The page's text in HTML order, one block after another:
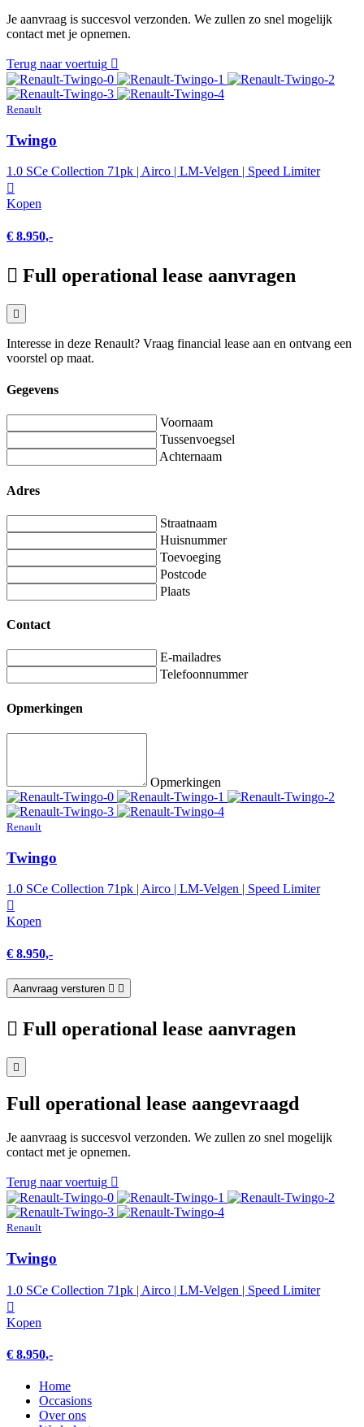
Je aanvraag is succesvol verzonden. We zullen zo snel mogelijk
contact met je opnemen.
Terug naar voertuig
Renault
Twingo
1.0 SCe Collection 71pk | Airco | LM-Velgen | Speed Limiter
Kopen
€ 8.950,-
Full operational lease aanvragen
Interesse in deze Renault? Vraag financial lease aan en ontvang een
voorstel op maat.
Gegevens
Voornaam
Tussenvoegsel
Achternaam
Adres
Straatnaam
Huisnummer
Toevoeging
Postcode
Plaats
Contact
E-mailadres
Telefoonnummer
Opmerkingen
Opmerkingen
Renault
Twingo
1.0 SCe Collection 71pk | Airco | LM-Velgen | Speed Limiter
Kopen
€ 8.950,-
Aanvraag versturen
Full operational lease aanvragen
Full operational lease aangevraagd
Je aanvraag is succesvol verzonden. We zullen zo snel mogelijk
contact met je opnemen.
Terug naar voertuig
Renault
Twingo
1.0 SCe Collection 71pk | Airco | LM-Velgen | Speed Limiter
Kopen
€ 8.950,-
Home
Occasions
Over ons